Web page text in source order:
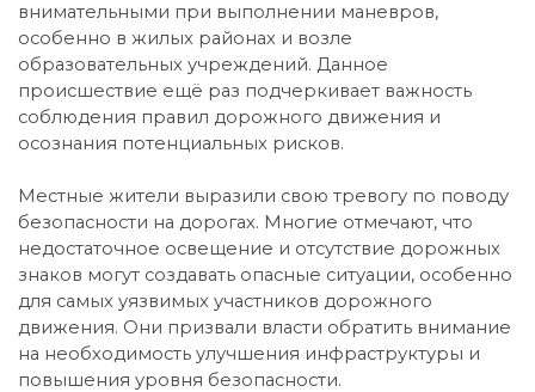
внимательными при выполнении маневров,
особенно в жилых районах и возле
образовательных учреждений. Данное
происшествие ещё раз подчеркивает важность
соблюдения правил дорожного движения и
осознания потенциальных рисков.
Местные жители выразили свою тревогу по поводу
безопасности на дорогах. Многие отмечают, что
недостаточное освещение и отсутствие дорожных
знаков могут создавать опасные ситуации, особенно
для самых уязвимых участников дорожного
движения. Они призвали власти обратить внимание
на необходимость улучшения инфраструктуры и
повышения уровня безопасности.